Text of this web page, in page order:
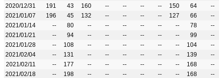
2020/12/31
191 43 160 -- -- -- -- 150 64
--
2021/01/07
196 45 132 -- -- -- -- 127 66
--
2021/01/14
-- 80 -- -- -- -- -- -- 78
--
2021/01/21
-- 94 -- -- -- -- -- -- 99
--
2021/01/28
-- 108 -- -- -- -- -- -- 104
--
2021/02/04
-- 131 -- -- -- -- -- -- 139
--
2021/02/11
-- 177 -- -- -- -- -- -- 168
--
2021/02/18
-- 198 -- -- -- -- -- -- 168
--